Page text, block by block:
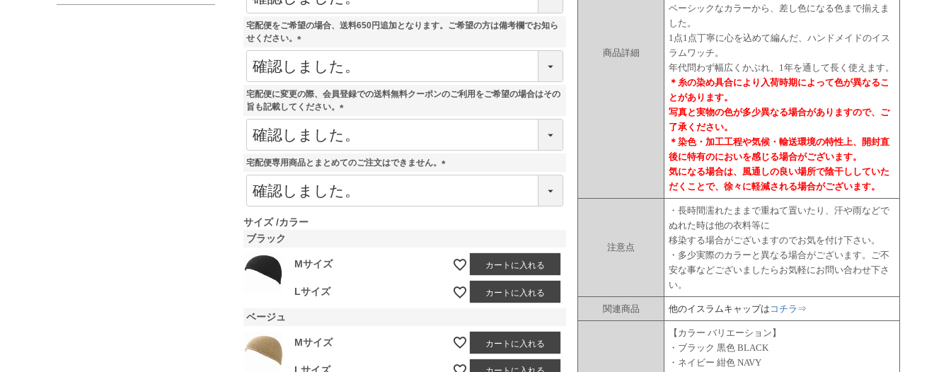
須
)
宅配便をご希望の場合、送料650円追加となります。ご希望の方は備考欄でお知ら
せください。
(
必
須
)
宅配便に変更の際、会員登録での送料無料クーポンのご利用をご希望の場合はその
旨も記載してください。
(
必
須
)
宅配便専用商品とまとめてのご注文はできません。
(
須
サイズ カラー
ブラック
Mサイズ カートに入れる
Lサイズ カートに入れる
ベージュ
Mサイズ カートに入れる
Lサイズ
商品詳細
ベーシックなカラーから、差し色になる色まで揃えま
した。
1点1点丁寧に心を込めて編んだ、ハンドメイドのイス
ラムワッチ。
年代問わず幅広くかぶれ、1年を通して長く使えます。
＊糸の染め具合により入荷時期によって色が異なるこ
とがあります。
写真と実物の色が多少異なる場合がありますので、ご
了承ください。
＊染色・加工工程や気候・輸送環境の特性上、開封直
後に特有のにおいを感じる場合がございます。
気になる場合は、風通しの良い場所で陰干ししていた
だくことで、徐々に軽減される場合がございます。
注意点
・長時間濡れたままで重ねて置いたり、汗や雨などで
ぬれた時は他の衣料等に
移染する場合がございますのでお気を付け下さい。
・多少実際のカラーと異なる場合がございます。ご不
安な事などございましたらお気軽にお問い合わせ下さ
い。
関連商品 他のイスラムキャップは コチラ⇒
【カラー バリエーション】
・ブラック 黒色 BLACK
・ネイビー 紺色 NAVY